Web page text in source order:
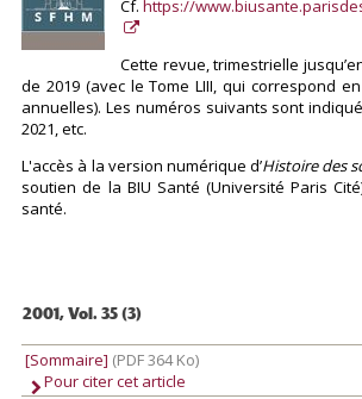
Cf.https://
Cette revue, trimestrielle
de 2019 (avec le Tome LIII, qui correspond
annuelles). Les numéros suivants sont
2021, etc.
L'accès à la version numérique d’Histoire des
soutien de la BIU Santé (Université Paris
santé.
2001, Vol. 35 (3)
[Sommaire] (PDF 364 Ko)
Pour citer cet article